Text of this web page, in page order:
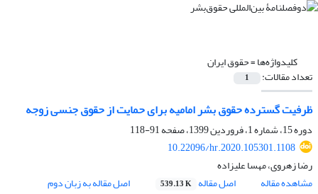
کلیدواژه‌ها =حقوق ایران
تعداد مقالات: 1
ظرفیت گسترده حقوق بشر امامیه برای حمایت از حقوق جنسی زوجه
دوره 15، شماره 1، فروردین 1399، صفحه
91-118
10.22096/hr.2020.105301.1108
رضا زهروی، مهسا علیزاده
مشاهده مقاله
اصل مقاله 539.13 K اصل مقاله به زبان دوم